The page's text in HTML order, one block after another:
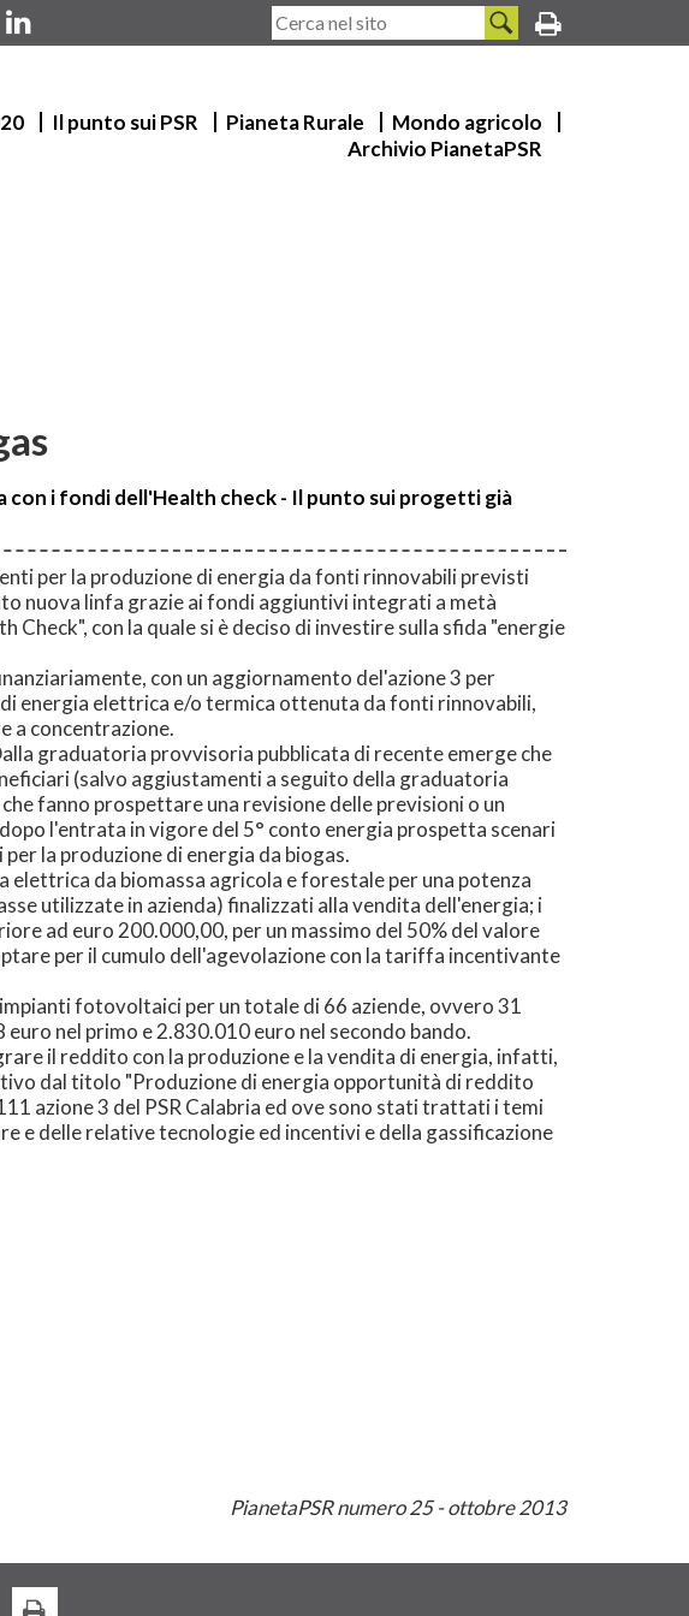
Il punto sui PSR Pianeta Rurale
Mondo agricolo
Archivio PianetaPSR
i fondi dell'Health check - Il punto sui progetti già
per la produzione di energia da fonti rinnovabili previsti
nuova linfa grazie ai fondi aggiuntivi integrati a metà
con la quale si è deciso di investire sulla sfida "energie
con un aggiornamento del'azione 3 per
energia elettrica e/o termica ottenuta da fonti rinnovabili,
a concentrazione.
graduatoria provvisoria pubblicata di recente emerge che
(salvo aggiustamenti a seguito della graduatoria
fanno prospettare una revisione delle previsioni o un
l'entrata in vigore del 5° conto energia prospetta scenari
la produzione di energia da biogas.
da biomassa agricola e forestale per una potenza
utilizzate in azienda) finalizzati alla vendita dell'energia; i
ad euro 200.000,00, per un massimo del 50% del valore
per il cumulo dell'agevolazione con la tariffa incentivante
fotovoltaici per un totale di 66 aziende, ovvero 31
nel primo e 2.830.010 euro nel secondo bando.
il reddito con la produzione e la vendita di energia, infatti,
dal titolo "Produzione di energia opportunità di reddito
azione 3 del PSR Calabria ed ove sono stati trattati i temi
e delle relative tecnologie ed incentivi e della gassificazione
PianetaPSR numero 25 - ottobre 2013